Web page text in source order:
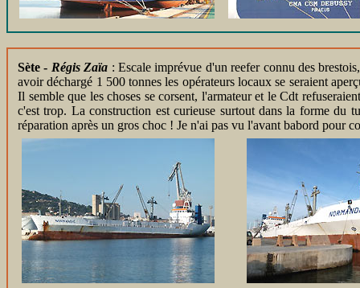
Sète - Régis Zaïa : Escale imprévue d'un reefer connu des
avoir déchargé 1 500 tonnes les opérateurs locaux se seraient
Il semble que les choses se corsent, l'armateur et le Cdt
c'est trop. La construction est curieuse surtout dans la forme du
réparation après un gros choc ! Je n'ai pas vu l'avant babord pour